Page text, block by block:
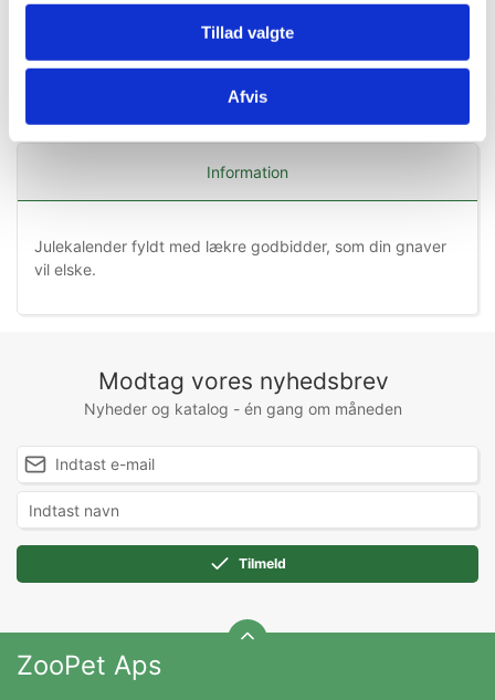
Tillad valgte
Afvis
Information
Julekalender fyldt med lækre godbidder, som din gnaver
vil elske.
Modtag vores nyhedsbrev
Nyheder og katalog - én gang om måneden
Tilmeld
ZooPet Aps